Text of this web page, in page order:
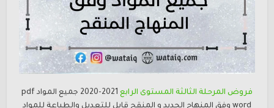
فروض المرحلة الثالثة المستوى الرابع
2020-2021 جميع المواد pdf
word وفق المنهاج الجديد و المنقح قابل للتعديل والطباعة للمواد